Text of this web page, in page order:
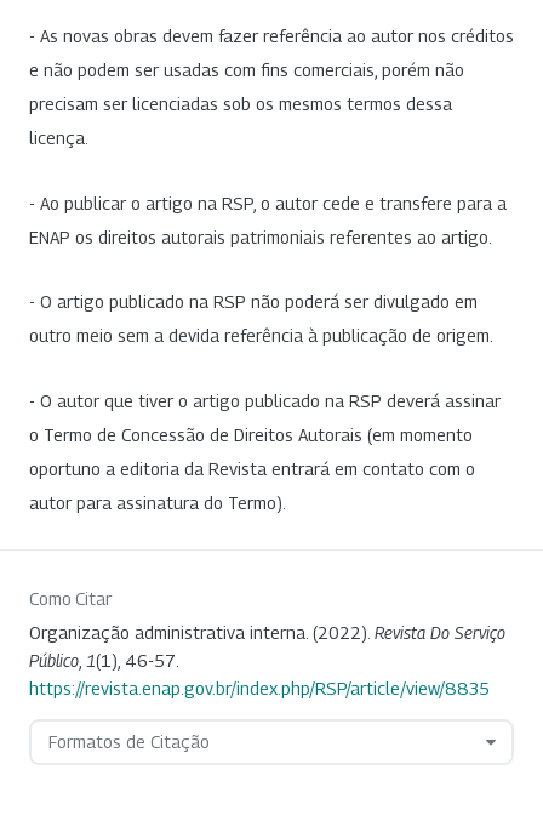
- As novas obras devem fazer referência ao autor nos créditos
e não podem ser usadas com fins comerciais, porém não
precisam ser licenciadas sob os mesmos termos dessa
licença.
- Ao publicar o artigo na RSP, o autor cede e transfere para a
ENAP os direitos autorais patrimoniais referentes ao artigo.
- O artigo publicado na RSP não poderá ser divulgado em
outro meio sem a devida referência à publicação de origem.
- O autor que tiver o artigo publicado na RSP deverá assinar
o Termo de Concessão de Direitos Autorais (em momento
oportuno a editoria da Revista entrará em contato com o
autor para assinatura do Termo).
Como Citar
Organização administrativa interna. (2022). Revista Do Serviço
Público 1(1), 46-57.
https://revista.enap.gov.br/index.php/RSP/article/view/8835
Formatos de Citação